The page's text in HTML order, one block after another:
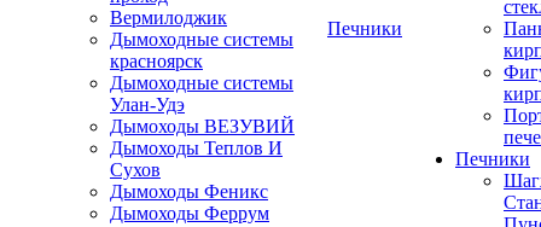
Вермилоджик
Дымоходные системы
красноярск
Дымоходные системы
Улан-Удэ
Дымоходы ВЕЗУВИЙ
Дымоходы Теплов И
Сухов
Дымоходы Феникс
Дымоходы Феррум
Печники
Печники